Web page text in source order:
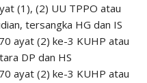
(1), (2) UU TPPO atau
tersangka HG dan IS
ayat (2) ke-3 KUHP atau
DP dan HS
ayat (2) ke-3 KUHP atau